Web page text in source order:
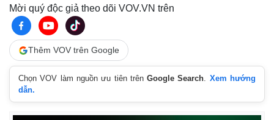
Mời quý độc giả theo dõi VOV.VN trên
Thêm VOV trên Google
Chọn VOV làm nguồn ưu tiên trênGoogle Search. Xem hướng
dẫn.